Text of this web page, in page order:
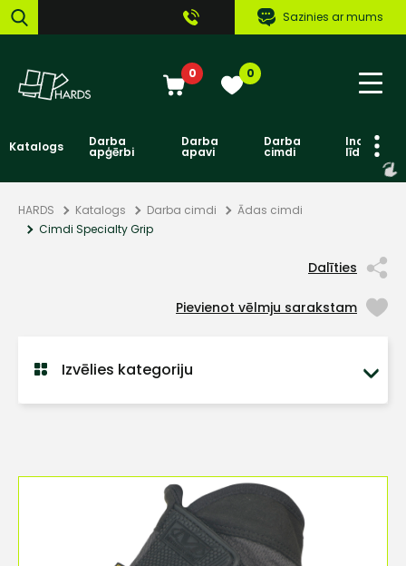
Sazinies ar mums
0 0
Katalogs Darba
apģērbi
Darba
apavi
Darba
cimdi līdzekļi
HARDS Katalogs Darba cimdi
Ādas cimdi
Cimdi Specialty Grip
Dalīties
Pievienot vēlmju sarakstam
Izvēlies kategoriju